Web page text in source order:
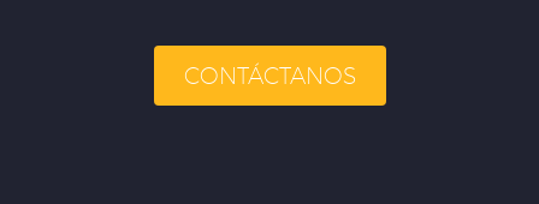
CONTÁCTANOS